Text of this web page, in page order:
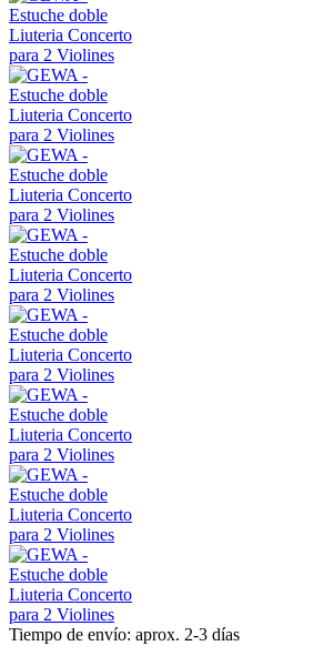
Tiempo de envío: aprox. 2-3 días